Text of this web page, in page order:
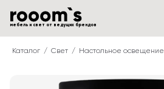
мебель и свет от ведущих брендов
Каталог Свет Настольное освещение